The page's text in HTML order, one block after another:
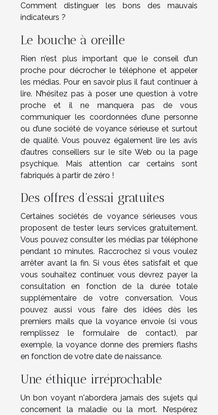
Comment distinguer les bons des mauvais
indicateurs ?
Le bouche à oreille
Rien n’est plus important que le conseil d’un
proche pour décrocher le téléphone et appeler
les médias. Pour en savoir plus il fautcontinuer à
lire. N’hésitez pas à poser une question à votre
proche et il ne manquera pas de vous
communiquer les coordonnées d’une personne
ou d’une société de voyance sérieuse et surtout
de qualité. Vous pouvez également lire les avis
d’autres conseillers sur le site Web ou la page
psychique. Mais attention car certains sont
fabriqués à partir de zéro !
Des offres d’essai gratuites
Certaines sociétés de voyance sérieuses vous
proposent de tester leurs services gratuitement.
Vous pouvez consulter les médias par téléphone
pendant 10 minutes. Raccrochez si vous voulez
arrêter avant la fin. Si vous êtes satisfait et que
vous souhaitez continuer, vous devrez payer la
consultation en fonction de la durée totale
supplémentaire de votre conversation. Vous
pouvez aussi vous faire des idées dès les
premiers mails que la voyance envoie (si vous
remplissez le formulaire de contact), par
exemple, la voyance donne des premiers flashs
en fonction de votre date de naissance.
Une éthique irréprochable
Un bon voyant n'abordera jamais des sujets qui
concernent la maladie ou la mort. N’espérez